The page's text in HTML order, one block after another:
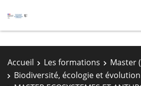
Accueil Les formations
Master
Biodiversité, écologie et évolution